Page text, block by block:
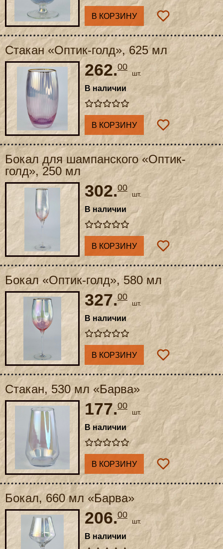
В КОРЗИНУ
Стакан «Оптик-голд», 625 мл
262.00
шт.
В наличии
В КОРЗИНУ
Бокал для шампанского «Оптик-
голд», 250 мл
302.00
шт.
В наличии
В КОРЗИНУ
Бокал «Оптик-голд», 580 мл
327.00
шт.
В наличии
В КОРЗИНУ
Стакан, 530 мл «Барва»
177.00
шт.
В наличии
В КОРЗИНУ
Бокал, 660 мл «Барва»
206.00
шт.
В наличии